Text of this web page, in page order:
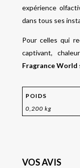
expérience
dans tous ses
Pour celles qui
captivant,
Fragrance World
POIDS
0,200 kg
VOS AVIS